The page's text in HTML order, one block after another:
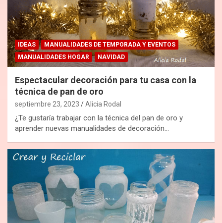
IDEAS
MANUALIDADES DE TEMPORADA Y EVENTOS
MANUALIDADES HOGAR
NAVIDAD
Espectacular decoración para tu casa con la
técnica de pan de oro
septiembre 23, 2023 Alicia Rodal
¿Te gustaría trabajar con la técnica del pan de oro y
aprender nuevas manualidades de decoración…